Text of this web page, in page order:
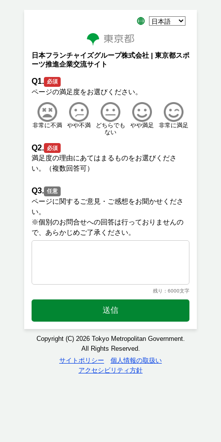
日本フランチャイズグループ株式会社 | 東京都スポ
ーツ推進企業交流サイト
Q1. 必須
非常に不満 やや不満
どちらでも
ない
やや満足 非常に満足
Q2. 必須
満足度の理由にあてはまるものをお選びくださ
Q3. 任意
ページに関するご意見・ご感想をお聞かせくださ
い。
※個別のお問合せへの回答は行っておりませんの
残り：6000文字
送信
Copyright (C) 2026 Tokyo Metropolitan Government.
All Rights Reserved.
サイトポリシー
個人情報の取扱い
アクセシビリティ方針